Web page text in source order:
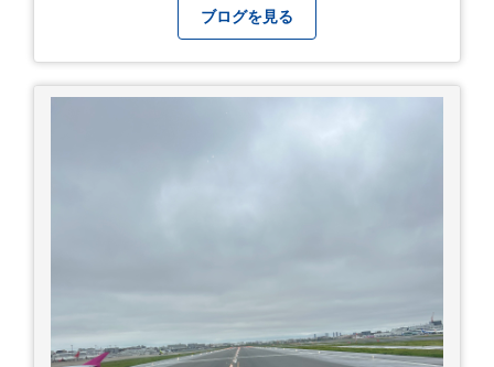
ただいており、豊富な販売ネットワークを活かし
た高価買取が可能です。
ブログを見る